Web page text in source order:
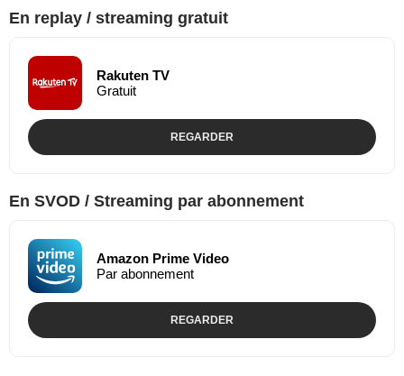
En replay / streaming gratuit
Rakuten TV
Gratuit
REGARDER
En SVOD / Streaming par abonnement
Amazon Prime Video
Par abonnement
REGARDER